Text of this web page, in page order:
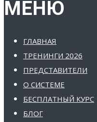
МЕНЮ
ГЛАВНАЯ
ТРЕНИНГИ 2026
ПРЕДСТАВИТЕЛИ
О СИСТЕМЕ
БЕСПЛАТНЫЙ КУРС
БЛОГ